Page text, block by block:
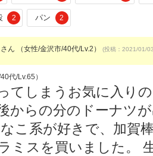
2 パン 2
さん （女性/金沢市/40代/Lv.2） (投稿：2021/01/
代/Lv.65）
てしまうお気に入り
からの分のドーナツ
こ系が好きで、加賀
ミスを買いました。